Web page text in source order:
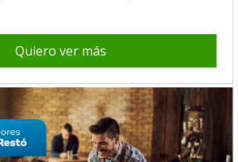
Quiero ver más